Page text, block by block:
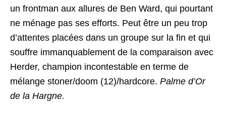
un frontman aux allures de Ben Ward, qui pourtant
ne ménage pas ses efforts. Peut être un peu trop
d’attentes placées dans un groupe sur la fin et qui
souffre immanquablement de la comparaison avec
Herder, champion incontestable en terme de
mélange stoner/doom (12)/hardcore. Palme d’Or
de la Hargne.